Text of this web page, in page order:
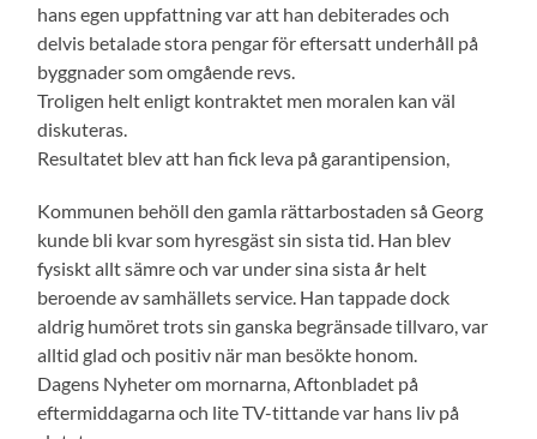
hans egen uppfattning var att han debiterades och
delvis betalade stora pengar för eftersatt underhåll på
byggnader som omgående revs.
Troligen helt enligt kontraktet men moralen kan väl
diskuteras.
Resultatet blev att han fick leva på garantipension,
Kommunen behöll den gamla rättarbostaden så Georg
kunde bli kvar som hyresgäst sin sista tid. Han blev
fysiskt allt sämre och var under sina sista år helt
beroende av samhällets service. Han tappade dock
aldrig humöret trots sin ganska begränsade tillvaro, var
alltid glad och positiv när man besökte honom.
Dagens Nyheter om mornarna, Aftonbladet på
eftermiddagarna och lite TV-tittande var hans liv på